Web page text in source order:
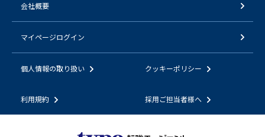
会社概要
マイページログイン
個人情報の取り扱い クッキーポリシー
利用規約 採用ご担当者様へ